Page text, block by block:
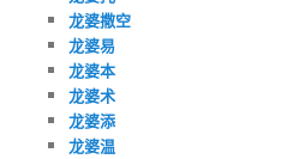
龙婆撒空
龙婆易
龙婆本
龙婆术
龙婆添
龙婆温